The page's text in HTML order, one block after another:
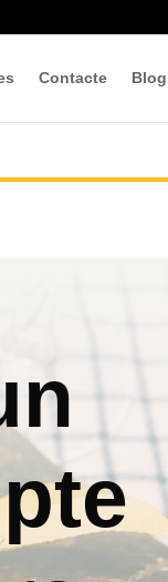
Contacte Blog